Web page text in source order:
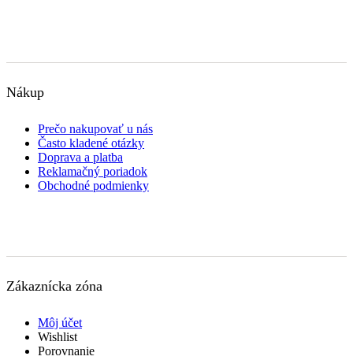
Nákup
Prečo nakupovať u nás
Často kladené otázky
Doprava a platba
Reklamačný poriadok
Obchodné podmienky
Zákaznícka zóna
Môj účet
Wishlist
Porovnanie